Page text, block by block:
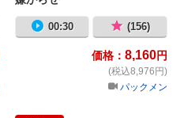
00:30 (156)
価格： 8,160円
(税込8,976円)
パックメン